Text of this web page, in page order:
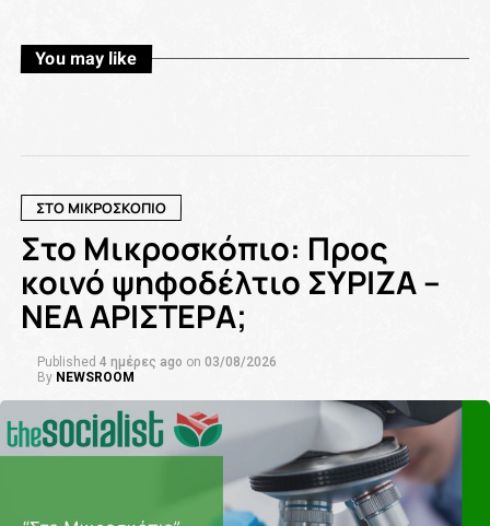
You may like
ΣΤΟ ΜΙΚΡΟΣΚΟΠΙΟ
Στο Μικροσκόπιο: Προς
κοινό ψηφοδέλτιο ΣΥΡΙΖΑ –
ΝΕΑ ΑΡΙΣΤΕΡΑ;
Published 4 ημέρες ago on 03/08/2026
By NEWSROOM